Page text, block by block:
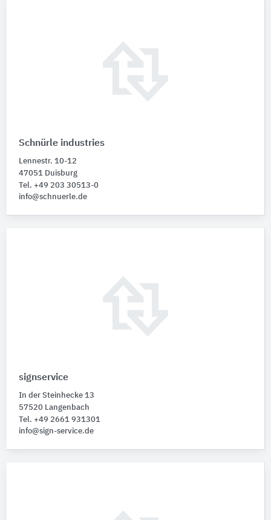
Schnürle industries
Lennestr. 10-12
47051 Duisburg
Tel. +49 203 30513-0
info@schnuerle.de
signservice
In der Steinhecke 13
57520 Langenbach
Tel. +49 2661 931301
info@sign-service.de